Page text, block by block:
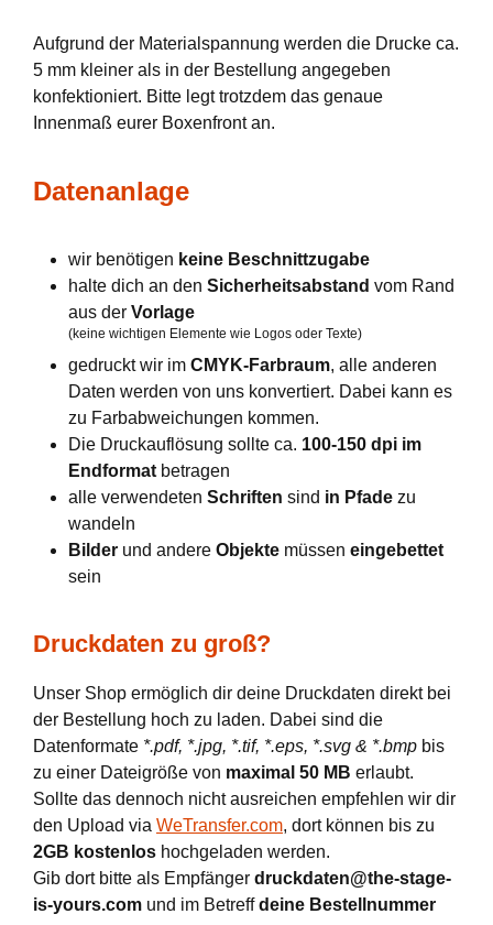
Aufgrund der Materialspannung werden die Drucke ca.
5 mm kleiner als in der Bestellung angegeben
konfektioniert. Bitte legt trotzdem das genaue
Innenmaß eurer Boxenfront an.
Datenanlage
wir benötigen keine Beschnittzugabe
halte dich an den Sicherheitsabstand vom Rand
aus der Vorlage
(keine wichtigen Elemente wie Logos oder Texte)
gedruckt wir im CMYK-Farbraum, alle anderen
Daten werden von uns konvertiert. Dabei kann es
zu Farbabweichungen kommen.
Die Druckauflösung sollte ca. 100-150 dpi im
Endformat betragen
alle verwendeten Schriften sind in Pfade zu
wandeln
Bilder und andere Objekte müssen eingebettet
sein
Druckdaten zu groß?
Unser Shop ermöglich dir deine Druckdaten direkt bei
der Bestellung hoch zu laden. Dabei sind die
Datenformate *.pdf, *.jpg, *.tif, *.eps, *.svg & *.bmp bis
zu einer Dateigröße von maximal 50 MB erlaubt.
Sollte das dennoch nicht ausreichen empfehlen wir dir
den Upload via WeTransfer.com, dort können bis zu
2GB kostenlos hochgeladen werden.
Gib dort bitte als Empfänger druckdaten@the-stage-
is-yours.com und im Betreffdeine Bestellnummer